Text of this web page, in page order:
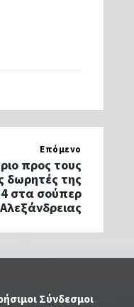
Επόμενο
προς τους
δωρητές της
στα σούπερ
Σύνδεσμοι